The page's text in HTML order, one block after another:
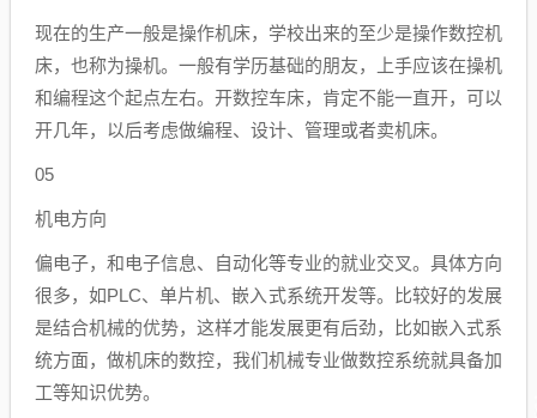
现在的生产一般是操作机床，学校出来的至少是操作数控机
床，也称为操机。一般有学历基础的朋友，上手应该在操机
和编程这个起点左右。开数控车床，肯定不能一直开，可以
开几年，以后考虑做编程、设计、管理或者卖机床。
05
机电方向
偏电子，和电子信息、自动化等专业的就业交叉。具体方向
很多，如PLC、单片机、嵌入式系统开发等。比较好的发展
是结合机械的优势，这样才能发展更有后劲，比如嵌入式系
统方面，做机床的数控，我们机械专业做数控系统就具备加
工等知识优势。